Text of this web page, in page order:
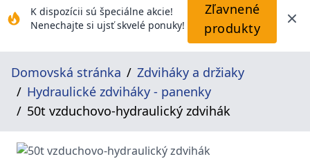
K dispozícii sú špeciálne akcie!
Nenechajte si ujsť skvelé ponuky!
Zľavnené
produkty
Domovská stránka
Zdviháky a držiaky
Hydraulické zdviháky - panenky
50t vzduchovo-hydraulický zdvihák